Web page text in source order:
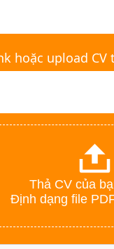
hoặc upload CV
Thả CV của
Định dạng file